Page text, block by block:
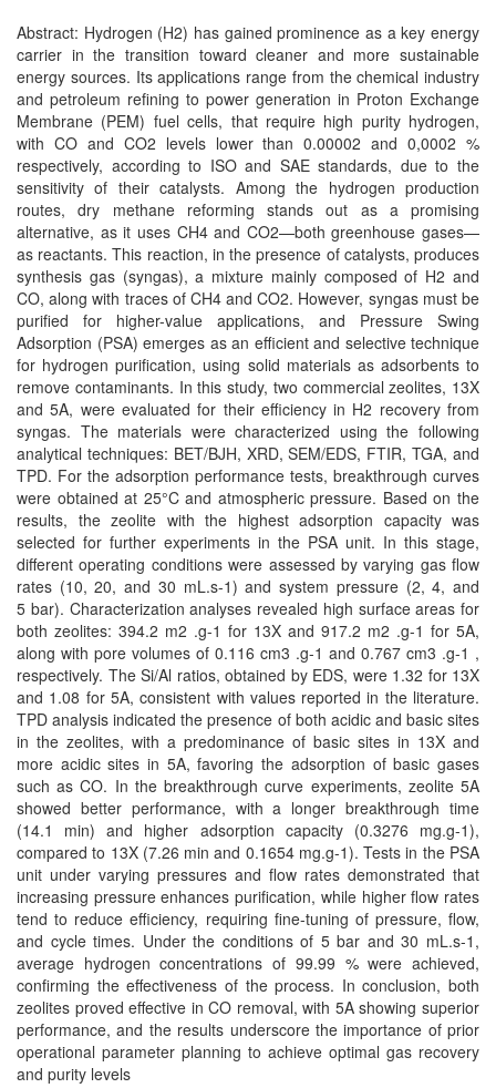
Abstract: Hydrogen (H2) has gained prominence as a key energy
carrier in the transition toward cleaner and more sustainable
energy sources. Its applications range from the chemical industry
and petroleum refining to power generation in Proton Exchange
Membrane (PEM) fuel cells, that require high purity hydrogen,
with CO and CO2 levels lower than 0.00002 and 0,0002 %
respectively, according to ISO and SAE standards, due to the
sensitivity of their catalysts. Among the hydrogen production
routes, dry methane reforming stands out as a promising
alternative, as it uses CH4 and CO2—both greenhouse gases—
as reactants. This reaction, in the presence of catalysts, produces
synthesis gas (syngas), a mixture mainly composed of H2 and
CO, along with traces of CH4 and CO2. However, syngas must be
purified for higher-value applications, and Pressure Swing
Adsorption (PSA) emerges as an efficient and selective technique
for hydrogen purification, using solid materials as adsorbents to
remove contaminants. In this study, two commercial zeolites, 13X
and 5A, were evaluated for their efficiency in H2 recovery from
syngas. The materials were characterized using the following
analytical techniques: BET/BJH, XRD, SEM/EDS, FTIR, TGA, and
TPD. For the adsorption performance tests, breakthrough curves
were obtained at 25°C and atmospheric pressure. Based on the
results, the zeolite with the highest adsorption capacity was
selected for further experiments in the PSA unit. In this stage,
different operating conditions were assessed by varying gas flow
rates (10, 20, and 30 mL.s-1) and system pressure (2, 4, and
5 bar). Characterization analyses revealed high surface areas for
both zeolites: 394.2 m2 .g-1 for 13X and 917.2 m2 .g-1 for 5A,
along with pore volumes of 0.116 cm3 .g-1 and 0.767 cm3 .g-1 ,
respectively. The Si/Al ratios, obtained by EDS, were 1.32 for 13X
and 1.08 for 5A, consistent with values reported in the literature.
TPD analysis indicated the presence of both acidic and basic sites
in the zeolites, with a predominance of basic sites in 13X and
more acidic sites in 5A, favoring the adsorption of basic gases
such as CO. In the breakthrough curve experiments, zeolite 5A
showed better performance, with a longer breakthrough time
(14.1 min) and higher adsorption capacity (0.3276 mg.g-1),
compared to 13X (7.26 min and 0.1654 mg.g-1). Tests in the PSA
unit under varying pressures and flow rates demonstrated that
increasing pressure enhances purification, while higher flow rates
tend to reduce efficiency, requiring fine-tuning of pressure, flow,
and cycle times. Under the conditions of 5 bar and 30 mL.s-1,
average hydrogen concentrations of 99.99 % were achieved,
confirming the effectiveness of the process. In conclusion, both
zeolites proved effective in CO removal, with 5A showing superior
performance, and the results underscore the importance of prior
operational parameter planning to achieve optimal gas recovery
and purity levels